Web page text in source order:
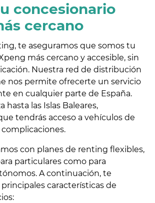
concesionario
cercano
te aseguramos que somos tu
más cercano y accesible, sin
Nuestra red de distribución
nos permite ofrecerte un servicio
en cualquier parte de España.
hasta las Islas Baleares,
tendrás acceso a vehículos de
con planes de renting flexibles,
particulares como para
A continuación, te
características de